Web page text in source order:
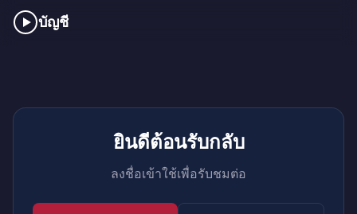
บัญชี
ยินดีต้อนรับกลับ
ลงชื่อเข้าใช้เพื่อรับชมต่อ